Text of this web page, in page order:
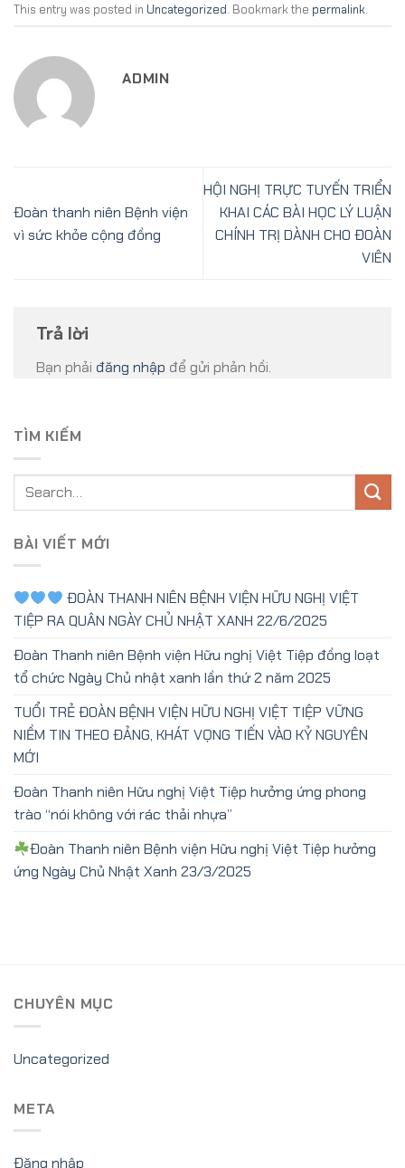
This entry was posted in Uncategorized. Bookmark the permalink.
ADMIN
Đoàn thanh niên Bệnh viện
vì sức khỏe cộng đồng
HỘI NGHỊ TRỰC TUYẾN TRIỂN
KHAI CÁC BÀI HỌC LÝ LUẬN
CHÍNH TRỊ DÀNH CHO ĐOÀN
VIÊN
Trả lời
Bạn phải đăng nhập để gửi phản hồi.
TÌM KIẾM
BÀI VIẾT MỚI
ĐOÀN THANH NIÊN BỆNH VIỆN HỮU NGHỊ VIỆT
TIỆP RA QUÂN NGÀY CHỦ NHẬT XANH 22/6/2025
Đoàn Thanh niên Bệnh viện Hữu nghị Việt Tiệp đồng loạt
tổ chức Ngày Chủ nhật xanh lần thứ 2 năm 2025
TUỔI TRẺ ĐOÀN BỆNH VIỆN HỮU NGHỊ VIỆT TIỆP VỮNG
NIỀM TIN THEO ĐẢNG, KHÁT VỌNG TIẾN VÀO KỶ NGUYÊN
MỚI
Đoàn Thanh niên Hữu nghị Việt Tiệp hưởng ứng phong
trào “nói không với rác thải nhựa”
Đoàn Thanh niên Bệnh viện Hữu nghị Việt Tiệp hưởng
ứng Ngày Chủ Nhật Xanh 23/3/2025
CHUYÊN MỤC
Uncategorized
META
Đăng nhập